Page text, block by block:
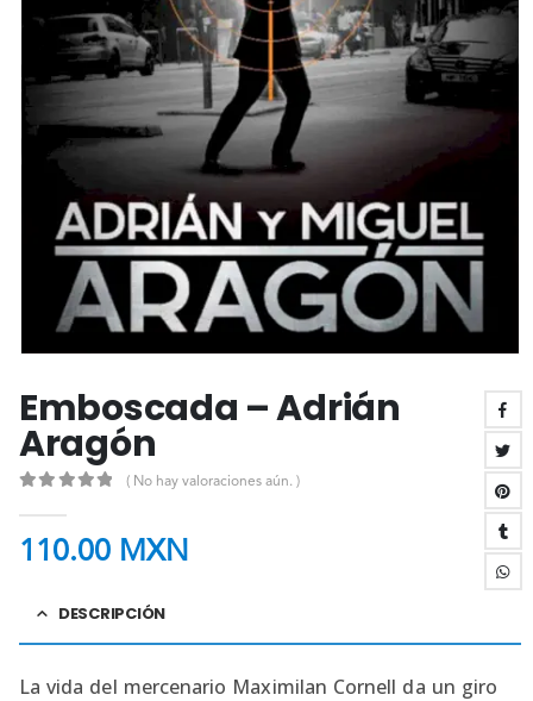
Emboscada – Adrián
Aragón
( No hay valoraciones aún. )
110.00 MXN
DESCRIPCIÓN
La vida del mercenario Maximilan Cornell da un giro